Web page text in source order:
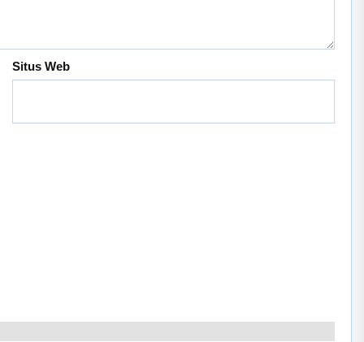
Situs Web